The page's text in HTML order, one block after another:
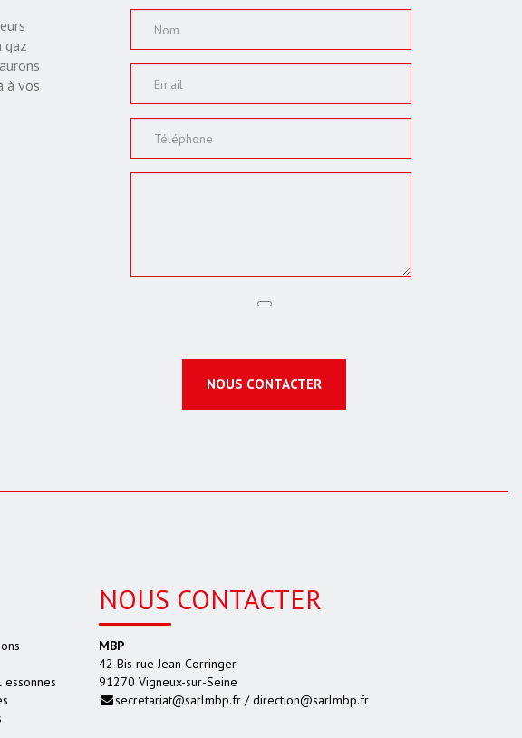
gaz
à vos
NOUS CONTACTER
NOUS CONTACTER
MBP
42 Bis rue Jean Corringer
91270 Vigneux-sur-Seine
secretariat@sarlmbp.fr / direction@sarlmbp.fr